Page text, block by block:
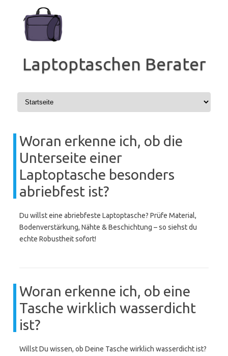
springen
Laptoptaschen Berater
Woran erkenne ich, ob die
Unterseite einer
Laptoptasche besonders
abriebfest ist?
Du willst eine abriebfeste Laptoptasche? Prüfe Material,
Bodenverstärkung, Nähte & Beschichtung – so siehst du
echte Robustheit sofort!
Woran erkenne ich, ob eine
Tasche wirklich wasserdicht
ist?
Willst Du wissen, ob Deine Tasche wirklich wasserdicht ist?